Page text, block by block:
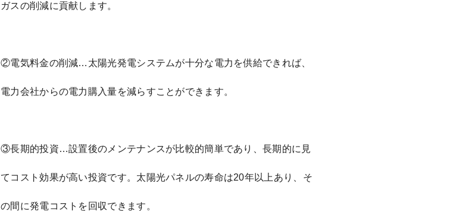
ガスの削減に貢献します。
②電気料金の削減…太陽光発電システムが十分な電力を供給できれば、
電力会社からの電力購入量を減らすことができます。
③長期的投資…設置後のメンテナンスが比較的簡単であり、長期的に見
てコスト効果が高い投資です。太陽光パネルの寿命は20年以上あり、そ
の間に発電コストを回収できます。